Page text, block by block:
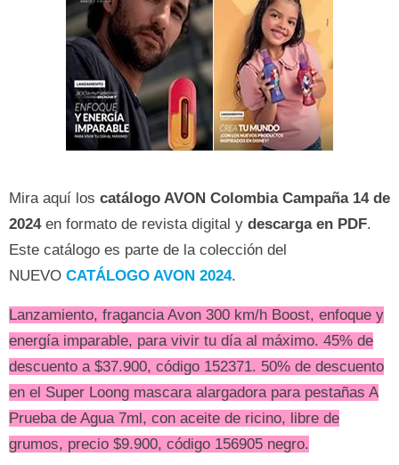
Mira aquí los catálogo AVON Colombia Campaña 14de
2024en formato de revista digital y descarga en PDF.
Este catálogo es parte de la colección del
NUEVO CATÁLOGO AVON 2024.
Lanzamiento, fragancia Avon 300 km/h Boost, enfoque y
energía imparable, para vivir tu día al máximo. 45% de
descuento a $37.900, código 152371. 50% de descuento
en el Super Loong mascara alargadora para pestañas A
Prueba de Agua 7ml, con aceite de ricino, libre de
grumos, precio $9.900, código 156905 negro.